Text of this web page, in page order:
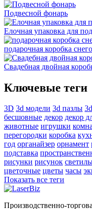
Подвесной фонарь
Елочная упаковка для
подарочная коробка
Свадебная двойная
Ключевые теги
3D 3d модели 3d пазлы
бесшовные декор декор
животные игрушки
перегородки коробка
год органайзер орнамент
подставка
рисунки рисунок
цветочные цветы часы
Показать все теги
Производственно-